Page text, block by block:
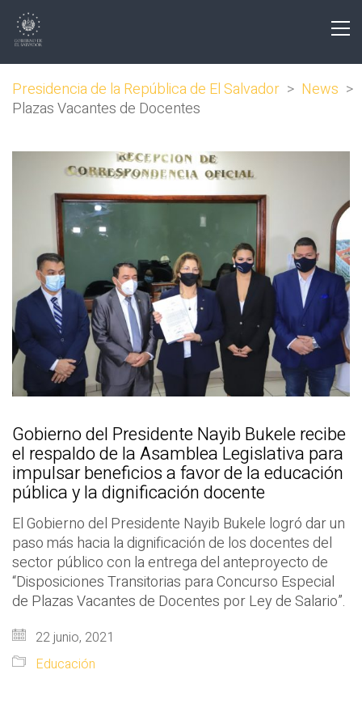
Presidencia de la República de El Salvador > News >
Plazas Vacantes de Docentes
Gobierno del Presidente Nayib Bukele recibe
el respaldo de la Asamblea Legislativa para
impulsar beneficios a favor de la educación
pública y la dignificación docente
El Gobierno del Presidente Nayib Bukele logró dar un
paso más hacia la dignificación de los docentes del
sector público con la entrega del anteproyecto de
“Disposiciones Transitorias para Concurso Especial
de Plazas Vacantes de Docentes por Ley de Salario”.
22 junio, 2021
Educación